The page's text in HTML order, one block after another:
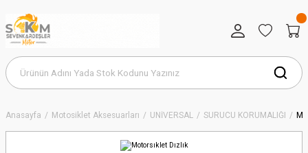
Anasayfa Motosiklet Aksesuarları UNİVERSAL SÜRÜCÜ KORUMALIĞI